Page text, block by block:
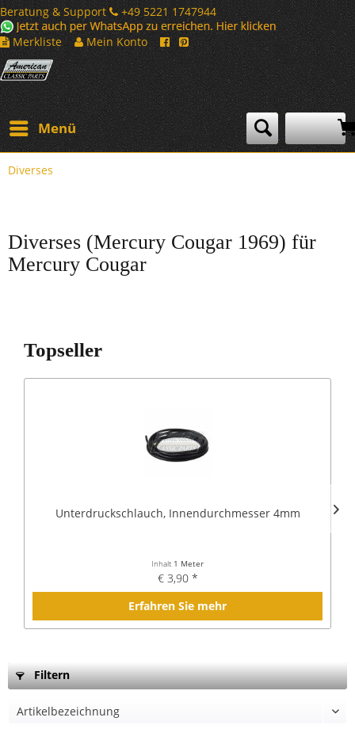
Beratung & Support
+49 5221 1747944
Merkliste
Mein Konto
Menü
Diverses
Diverses (Mercury Cougar 1969) für
Mercury Cougar
Topseller
Unterdruckschlauch, Innendurchmesser 4mm
Inhalt 1 Meter
€ 3,90 *
Erfahren Sie mehr
Filtern